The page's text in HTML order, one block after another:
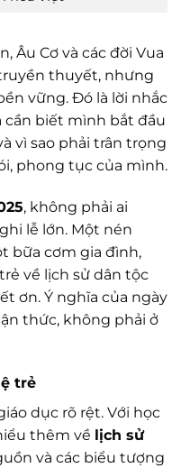
Âu Cơ và các đời Vua
thuyết, nhưng
vững. Đó là lời nhắc
biết mình bắt đầu
vì sao phải trân trọng
phong tục của mình.
, không phải ai
lễ lớn. Một nén
bữa cơm gia đình,
về lịch sử dân tộc
ơn. Ý nghĩa của ngày
thức, không phải ở
trẻ
dục rõ rệt. Với học
thêm về lịch sử
và các biểu tượng